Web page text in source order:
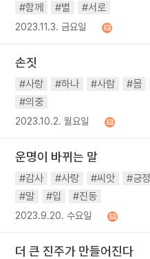
#함께
#별 #서로
2023.11.3. 금요일
손짓
#사랑 #하나 #사람 #몸
#의중
2023.10.2. 월요일
운명이 바뀌는 말
#감사 #사랑 #씨앗 #긍정
#말
#입 #진동
2023.9.20. 수요일
더 큰 진주가 만들어진다